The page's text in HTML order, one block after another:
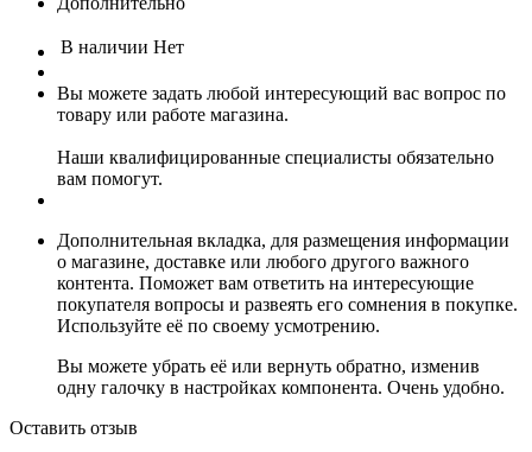
В наличии Нет
Вы можете задать любой интересующий вас вопрос по
товару или работе магазина.
Наши квалифицированные специалисты обязательно
вам помогут.
Дополнительная вкладка, для размещения информации
о магазине, доставке или любого другого важного
контента. Поможет вам ответить на интересующие
покупателя вопросы и развеять его сомнения в покупке.
Используйте её по своему усмотрению.
Вы можете убрать её или вернуть обратно, изменив
одну галочку в настройках компонента. Очень удобно.
Оставить отзыв